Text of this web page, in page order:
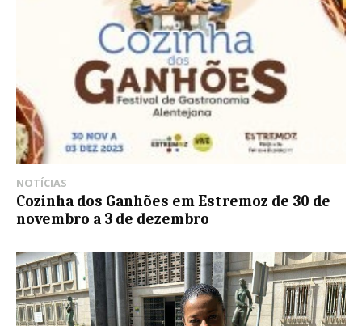
NOTÍCIAS
Cozinha dos Ganhões em Estremoz de 30 de
novembro a 3 de dezembro